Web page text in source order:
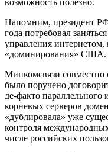
Напомним, президент
года потребовал
управления интернетом,
«доминирования» США.
Минкомсвязи совместно
было поручено
де-факто
корневых серверов
«дублировала» уже
контроля
числе российских